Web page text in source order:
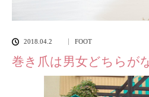
2018.04.2 FOOT
巻き爪は男女どちらが